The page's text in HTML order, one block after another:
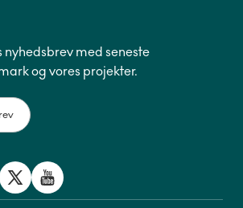
med seneste
og vores projekter.